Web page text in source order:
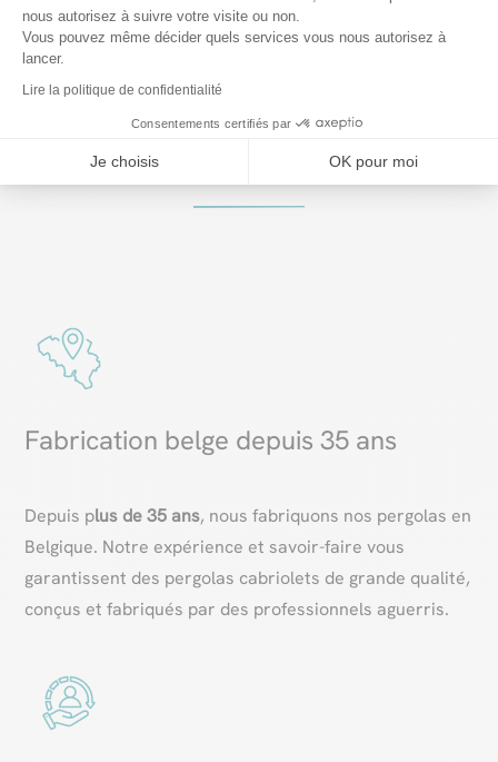
nous autorisez à suivre votre visite ou non.
Vous pouvez même décider quels services vous nous autorisez à
lancer.
Lire la politique de confidentialité
Consentements certifiés par
Je choisis OK pour moi
QUALITÉ & SERVICE
Faites le choix d’une
VERANDAIR®
Fabrication belge depuis 35 ans
Depuis plus de 35 ans, nous fabriquons nos pergolas en
Belgique. Notre expérience et savoir-faire vous
garantissent des pergolas cabriolets de grande qualité,
conçus et fabriqués par des professionnels aguerris.